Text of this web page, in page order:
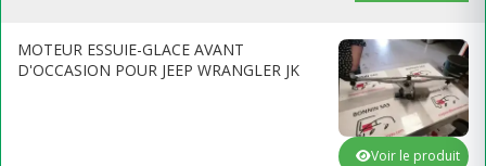
MOTEUR ESSUIE-GLACE AVANT
D'OCCASION POUR JEEP WRANGLER JK
Voir le produit